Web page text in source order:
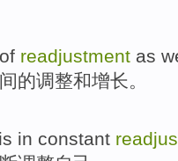
of readjustment as
的调整和增长。
is in constant